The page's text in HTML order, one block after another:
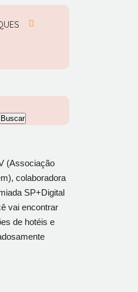
Buscar
(Associação
colaboradora
SP+Digital
vai encontrar
de hotéis e